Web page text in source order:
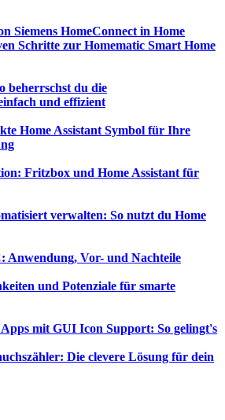
Siemens HomeConnect in Home
Schritte zur Homematic Smart Home
beherrschst du die
und effizient
Home Assistant Symbol für Ihre
Fritzbox und Home Assistant für
verwalten: So nutzt du Home
Anwendung, Vor- und Nachteile
und Potenziale für smarte
mit GUI Icon Support: So gelingt's
Die clevere Lösung für dein